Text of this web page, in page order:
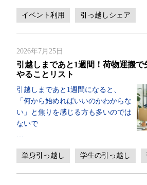
イベント利用 引っ越しシェア
2026年7月25日
引越しまであと1週間！荷物運搬
やることリスト
引越しまであと1週間になると、
「何から始めればいいのかわからな
い」と焦りを感じる方も多いのでは
ないで
単身引っ越し 学生の引っ越し